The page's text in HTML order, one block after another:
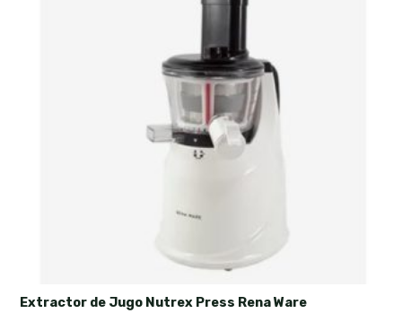
Extractor de Jugo Nutrex Press Rena Ware